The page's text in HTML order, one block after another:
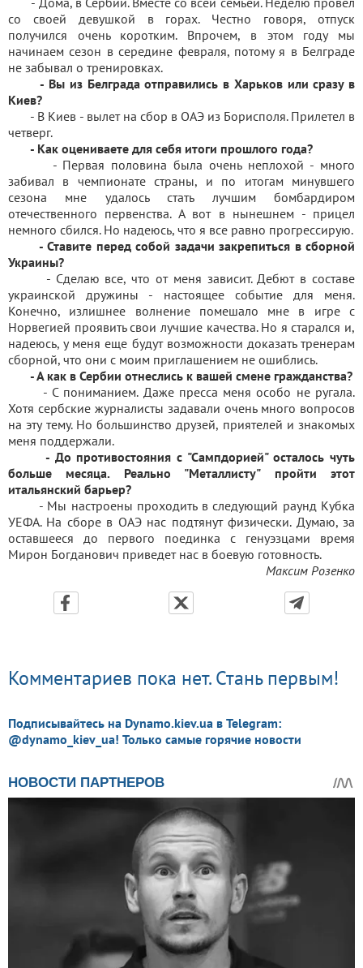
со своей девушкой в горах. Честно говоря, отпуск
получился очень коротким. Впрочем, в этом году мы
начинаем сезон в середине февраля, потому я в Белграде
не забывал о тренировках.
- Вы из Белграда отправились в Харьков или сразу в
Киев?
- В Киев - вылет на сбор в ОАЭ из Борисполя. Прилетел в
четверг.
- Как оцениваете для себя итоги прошлого года?
- Первая половина была очень неплохой - много
забивал в чемпионате страны, и по итогам минувшего
сезона мне удалось стать лучшим бомбардиром
отечественного первенства. А вот в нынешнем - прицел
немного сбился. Но надеюсь, что я все равно прогрессирую.
- Ставите перед собой задачи закрепиться в сборной
Украины?
- Сделаю все, что от меня зависит. Дебют в составе
украинской дружины - настоящее событие для меня.
Конечно, излишнее волнение помешало мне в игре с
Норвегией проявить свои лучшие качества. Но я старался и,
надеюсь, у меня еще будут возможности доказать тренерам
сборной, что они с моим приглашением не ошиблись.
- А как в Сербии отнеслись к вашей смене гражданства?
- С пониманием. Даже пресса меня особо не ругала.
Хотя сербские журналисты задавали очень много вопросов
на эту тему. Но большинство друзей, приятелей и знакомых
меня поддержали.
- До противостояния с "Сампдорией" осталось чуть
больше месяца. Реально "Металлисту" пройти этот
итальянский барьер?
- Мы настроены проходить в следующий раунд Кубка
УЕФА. На сборе в ОАЭ нас подтянут физически. Думаю, за
оставшееся до первого поединка с генуэзцами время
Мирон Богданович приведет нас в боевую готовность.
Максим Розенко
Комментариев пока нет. Стань первым!
Подписывайтесь на Dynamo.kiev.ua в Telegram:
@dynamo_kiev_ua! Только самые горячие новости